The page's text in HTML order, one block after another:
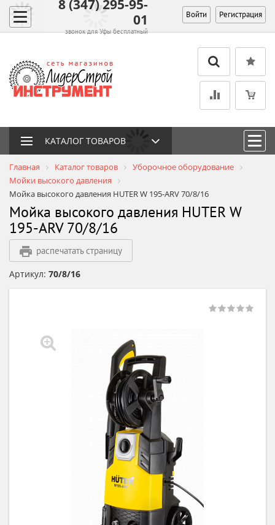
8 (347) 295-95-
01
звонок для Уфы бесплатный
Войти Регистрация
КАТАЛОГ ТОВАРОВ
Главная Каталог товаров
Уборочное оборудование
Мойки высокого давления
Мойка высокого давления HUTER W 195-ARV 70/8/16
Мойка высокого давления HUTER W
195-ARV 70/8/16
распечатать страницу
Артикул: 70/8/16